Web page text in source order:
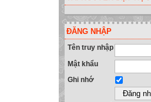
ĐĂNG NHẬP
Tên truy nhập
Mật khẩu
Ghi nhớ